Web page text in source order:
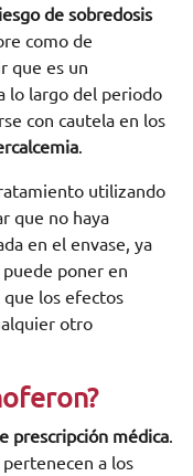
de sobredosis
como de
que es un
lo largo del periodo
con cautela en los
.
utilizando
que no haya
en el envase, ya
poner en
que los efectos
otro
prescripción médica.
a los